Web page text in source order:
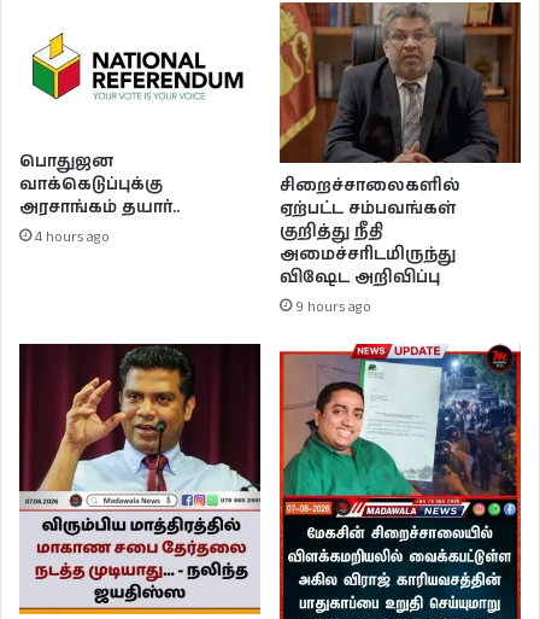
பொதுஜன
வாக்கெடுப்புக்கு
அரசாங்கம் தயார்..
4 hours ago
சிறைச்சாலைகளில்
ஏற்பட்ட சம்பவங்கள்
குறித்து நீதி
அமைச்சரிடமிருந்து
விஷேட அறிவிப்பு
9 hours ago